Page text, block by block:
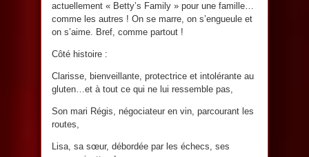
actuellement « Betty’s Family » pour une famille…
comme les autres ! On se marre, on s’engueule et
on s’aime. Bref, comme partout !
Côté histoire :
Clarisse, bienveillante, protectrice et intolérante au
gluten…et à tout ce qui ne lui ressemble pas,
Son mari Régis, négociateur en vin, parcourant les
routes,
Lisa, sa sœur, débordée par les échecs, ses